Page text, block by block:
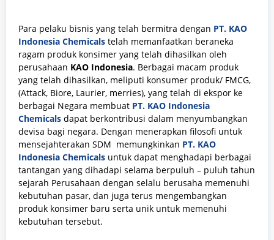
Para pelaku bisnis yang telah bermitra dengan PT. KAO
Indonesia Chemicals telah memanfaatkan beraneka
ragam produk konsimer yang telah dihasilkan oleh
perusahaan KAO Indonesia. Berbagai macam produk
yang telah dihasilkan, meliputi konsumer produk/ FMCG,
(Attack, Biore, Laurier, merries), yang telah di ekspor ke
berbagai Negara membuat PT. KAO Indonesia
Chemicals dapat berkontribusi dalam menyumbangkan
devisa bagi negara. Dengan menerapkan filosofi untuk
mensejahterakan SDM memungkinkan PT. KAO
Indonesia Chemicals untuk dapat menghadapi berbagai
tantangan yang dihadapi selama berpuluh – puluh tahun
sejarah Perusahaan dengan selalu berusaha memenuhi
kebutuhan pasar, dan juga terus mengembangkan
produk konsimer baru serta unik untuk memenuhi
kebutuhan tersebut.